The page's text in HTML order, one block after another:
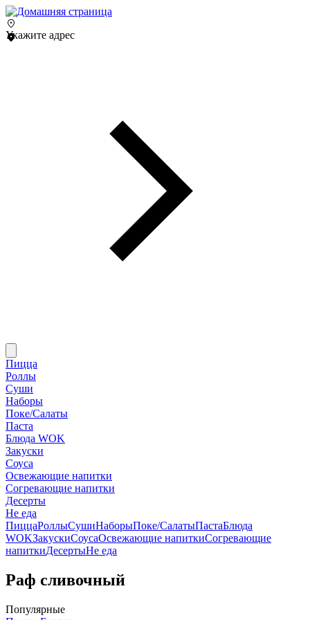
Укажите адрес
Пицца
Роллы
Суши
Наборы
Поке/Салаты
Паста
Блюда WOK
Закуски
Соуса
Освежающие напитки
Согревающие напитки
Десерты
Не еда
ПиццаРоллыСушиНаборыПоке/СалатыПастаБлюда
WOKЗакускиСоусаОсвежающие напиткиСогревающие
напиткиДесертыНе еда
Раф сливочный
Популярные